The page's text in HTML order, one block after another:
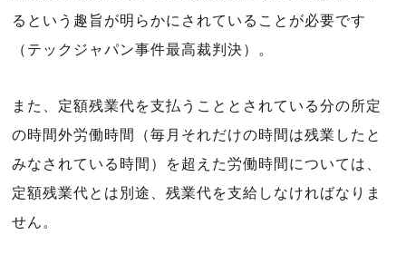
るという趣旨が明らかにされていることが必要です
（テックジャパン事件最高裁判決）。
また、定額残業代を支払うこととされている分の所定
の時間外労働時間（毎月それだけの時間は残業したと
みなされている時間）を超えた労働時間については、
定額残業代とは別途、残業代を支給しなければなりま
せん。